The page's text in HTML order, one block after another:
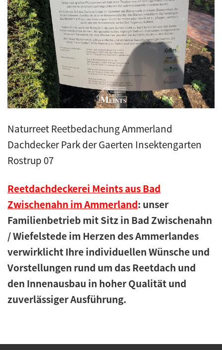
Kunstreet
Pfannendach
Holzbau
Blecharbeiten
Jobs
Naturreet Reetbedachung Ammerland
Dachdecker Park der Gaerten Insektengarten
Rostrup 07
Reetdachdeckerei Meints aus Bad
Zwischenahn im Ammerland: unser
Familienbetrieb mit Sitz in Bad Zwischenahn
/ Wiefelstede im Herzen des Ammerlandes
verwirklicht Ihre individuellen Wünsche und
Vorstellungen rund um das Reetdach und
den Innenausbau in hoher Qualität und
zuverlässiger Ausführung.